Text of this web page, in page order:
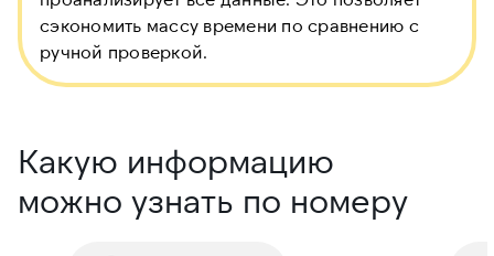
сэкономить массу времени по сравнению с
ручной проверкой.
Какую информацию
можно узнать по номеру